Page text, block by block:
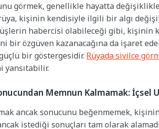
görmek, genellikle hayatta
kişinin kendisiyle ilgili bir algı
habercisi olabileceği gibi, kişinin
bir özgüven kazanacağına da işaret
bir göstergesidir. Rüyada sivilce
Memnun Kalmamak: İçsel
ancak sonucunu beğenmemek,
ancak istediği sonuçları tam olarak